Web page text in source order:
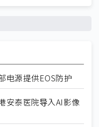
电源提供EOS防护
安泰医院导入AI影像